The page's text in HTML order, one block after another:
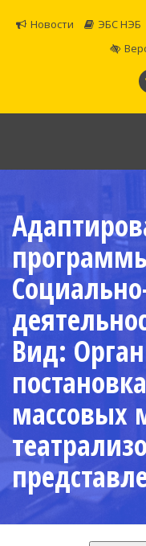
Новости ЭБС НЭБ
САМАРСКОЕ ОБЛАСТНОЕ УЧИЛИЩЕ КУЛЬТУРЫ И
ИСКУССТВ
Официальный сайт
Вид:
массовых